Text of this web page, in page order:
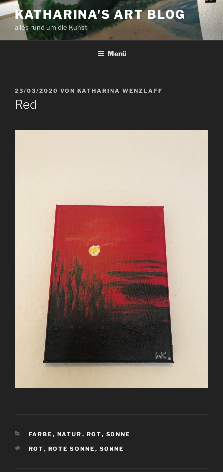
Zum
Inhalt
springen
KATHARINA'S ART BLOG
alles rund um die Kunst
Menü
VERÖFFENTLICHT
AM
23/03/2020 VON KATHARINA WENZLAFF
Red
KATEGORIEN
FARBE , NATUR , ROT, SONNE
SCHLAGWÖRTER
ROT, ROTE SONNE , SONNE